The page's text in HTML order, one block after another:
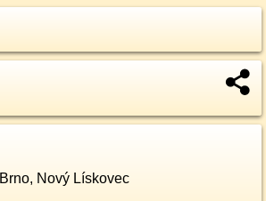
Brno, Nový Lískovec